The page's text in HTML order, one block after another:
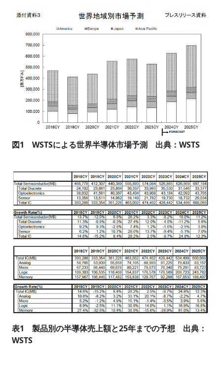
図1 WSTSによる世界半導体市場予測 出典：WSTS
表1 製品別の半導体売上額と25年までの予想 出典：
WSTS